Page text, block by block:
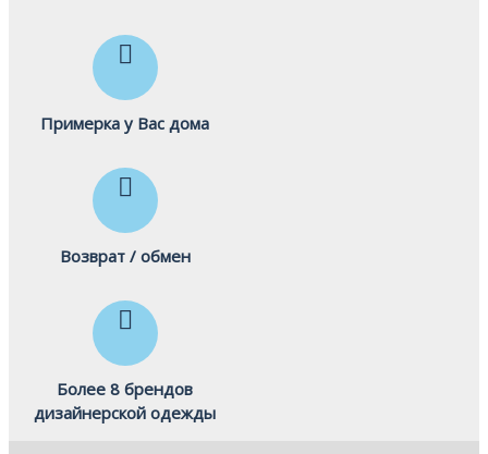
Примерка у Вас дома
Возврат / обмен
Более 8 брендов
дизайнерской одежды